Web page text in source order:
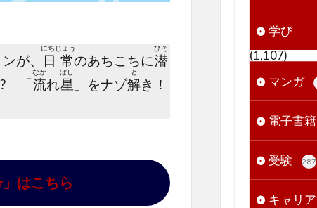
が、 日常
にちじょう
のあちこちに潜
ひそ
「流
なが
れ星
ぼし
」をナゾ解
と
き！
はこちら
学び
(1,107)
マンガ
電子書籍
受験 287
キャリア